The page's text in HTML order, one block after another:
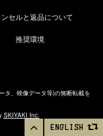
ENGLISH
セルと返品について
推奨環境
タ、映像データ等)の無断転載を
SKIYAKI Inc.